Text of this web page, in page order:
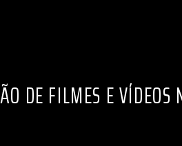
DE FILMES E VÍDEOS